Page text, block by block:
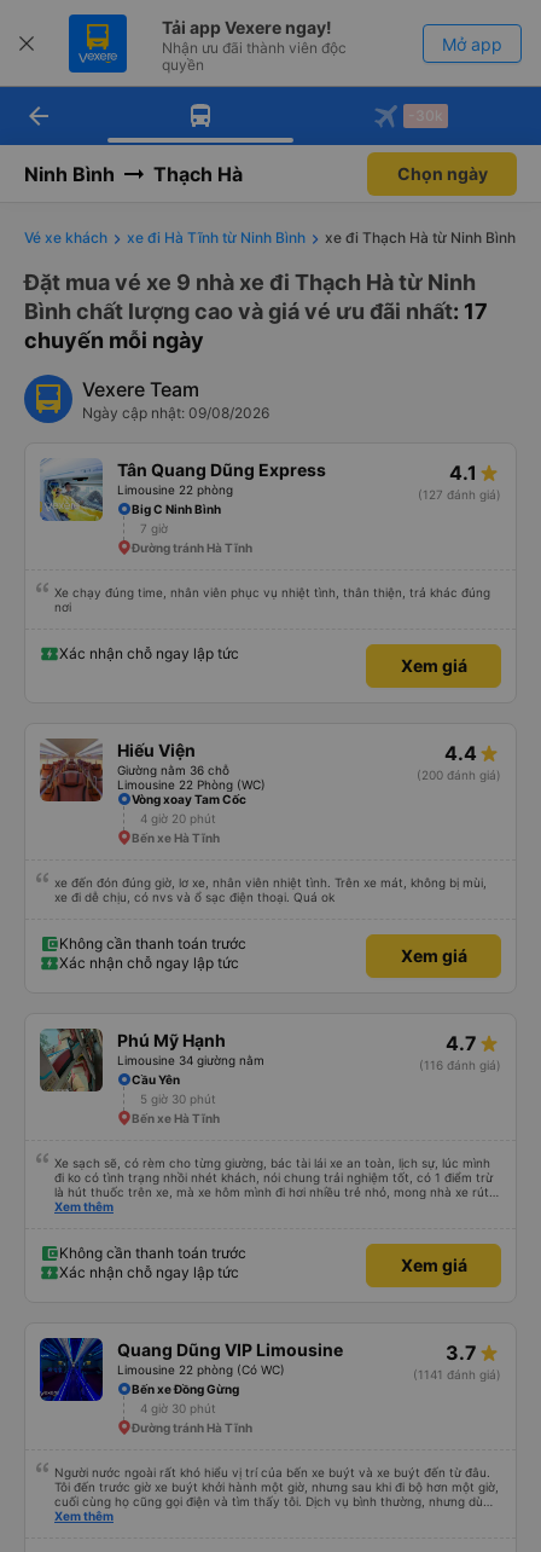
Tải app Vexere ngay!
Nhận ưu đãi thành viên độc
quyền
Mở app
Tải app Vexere
-30k/ghế khi đặt vé máy bay qua
Mở app
arrow_back -30k
Ninh Bình Thạch Hà Chọn ngày
Vé xe khách xe đi Hà Tĩnh từ Ninh Bình xe đi Thạch Hà từ Ninh Bình
Đặt mua vé xe 9 nhà xe đi Thạch Hà từ Ninh
Bình chất lượng cao và giá vé ưu đãi nhất: 17
chuyến mỗi ngày
Vexere Team
Ngày cập nhật: 09/08/2026
Tân Quang Dũng Express
Limousine 22 phòng
4.1
(127 đánh giá)
Big C Ninh Bình
7 giờ
Đường tránh Hà Tĩnh
Xe chạy đúng time, nhân viên phục vụ nhiệt tình, thân thiện, trả khác đúng
nơi
Xác nhận chỗ ngay lập tức
Xem giá
Hiếu Viện
Giường nằm 36 chỗ
Limousine 22 Phòng (WC)
4.4
(200 đánh giá)
Vòng xoay Tam Cốc
4 giờ 20 phút
Bến xe Hà Tĩnh
xe đến đón đúng giờ, lơ xe, nhân viên nhiệt tình. Trên xe mát, không bị mùi,
xe đi dễ chịu, có nvs và ổ sạc điện thoại. Quá ok
Không cần thanh toán trước
Xác nhận chỗ ngay lập tức
Xem giá
Phú Mỹ Hạnh
Limousine 34 giường nằm
4.7
(116 đánh giá)
Cầu Yên
5 giờ 30 phút
Bến xe Hà Tĩnh
Xe sạch sẽ, có rèm cho từng giường, bác tài lái xe an toàn, lịch sự, lúc mình
đi ko có tình trạng nhồi nhét khách, nói chung trải nghiệm tốt, có 1 điểm trừ
là hút thuốc trên xe, mà xe hôm mình đi hơi nhiều trẻ nhỏ, mong nhà xe rút
kinh nghiệm khi đọc đc bình luận này
Xem thêm
Không cần thanh toán trước
Xác nhận chỗ ngay lập tức
Xem giá
Quang Dũng VIP Limousine
Limousine 22 phòng (Có WC)
3.7
(1141 đánh giá)
Bến xe Đồng Gừng
4 giờ 30 phút
Đường tránh Hà Tĩnh
Người nước ngoài rất khó hiểu vị trí của bến xe buýt và xe buýt đến từ đâu.
Tôi đến trước giờ xe buýt khởi hành một giờ, nhưng sau khi đi bộ hơn một giờ,
cuối cùng họ cũng gọi điện và tìm thấy tôi. Dịch vụ bình thường, nhưng dù
sao thì tôi ngủ ngon hơn ở khách sạn vì tôi rất thoải mái. Sẽ tuyệt hơn nếu
Xem thêm